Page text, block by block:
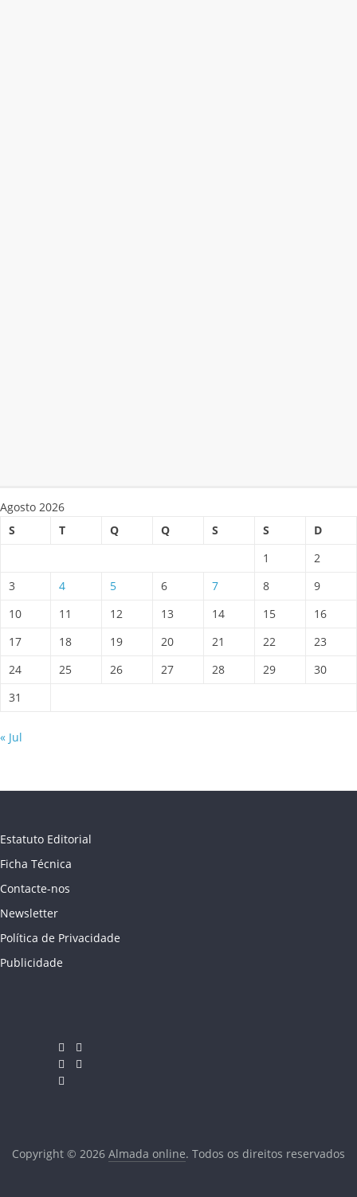
Agosto 2026
S
T Q Q S S
D
1
2
3
4 5 6 7 8
9
10
11 12 13 14 15
16
17
18 19 20 21 22
23
24
25 26 27 28 29
30
31
« Jul
Estatuto Editorial
Ficha Técnica
Contacte-nos
Newsletter
Política de Privacidade
Publicidade
Copyright © 2026 Almada online. Todos os direitos reservados